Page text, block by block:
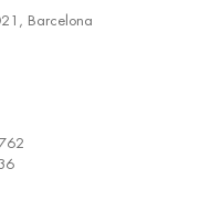
Barcelona